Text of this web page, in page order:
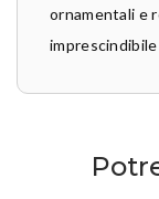
ornamentali e